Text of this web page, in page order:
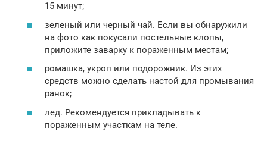
15 минут;
зеленый или черный чай. Если вы обнаружили
на фото как покусали постельные клопы,
приложите заварку к пораженным местам;
ромашка, укроп или подорожник. Из этих
средств можно сделать настой для промывания
ранок;
лед. Рекомендуется прикладывать к
пораженным участкам на теле.